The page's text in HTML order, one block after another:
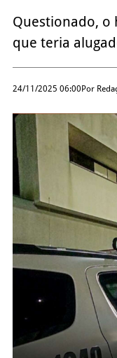
Questionado, o
que teria
24/11/2025 06:00Por